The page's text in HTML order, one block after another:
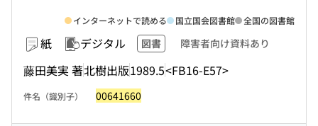
紙 デジタル 図書 障害者向け資料あり
藤田美実 著北樹出版1989.5<FB16-E57>
インターネットで読める 国立国会図書館 全国の図書館
件名（識別子） 00641660